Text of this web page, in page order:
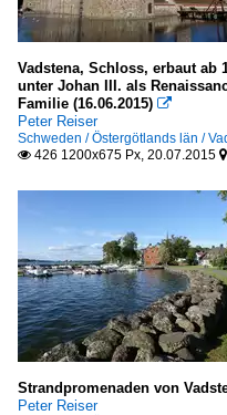
Vadstena, Schloss, erbaut ab
unter Johan III. als
Familie (16.06.2015) 
Peter Reiser
Schweden / Östergötlands län /
 426 1200x675 Px, 20.07.2015 
Strandpromenaden von
Peter Reiser